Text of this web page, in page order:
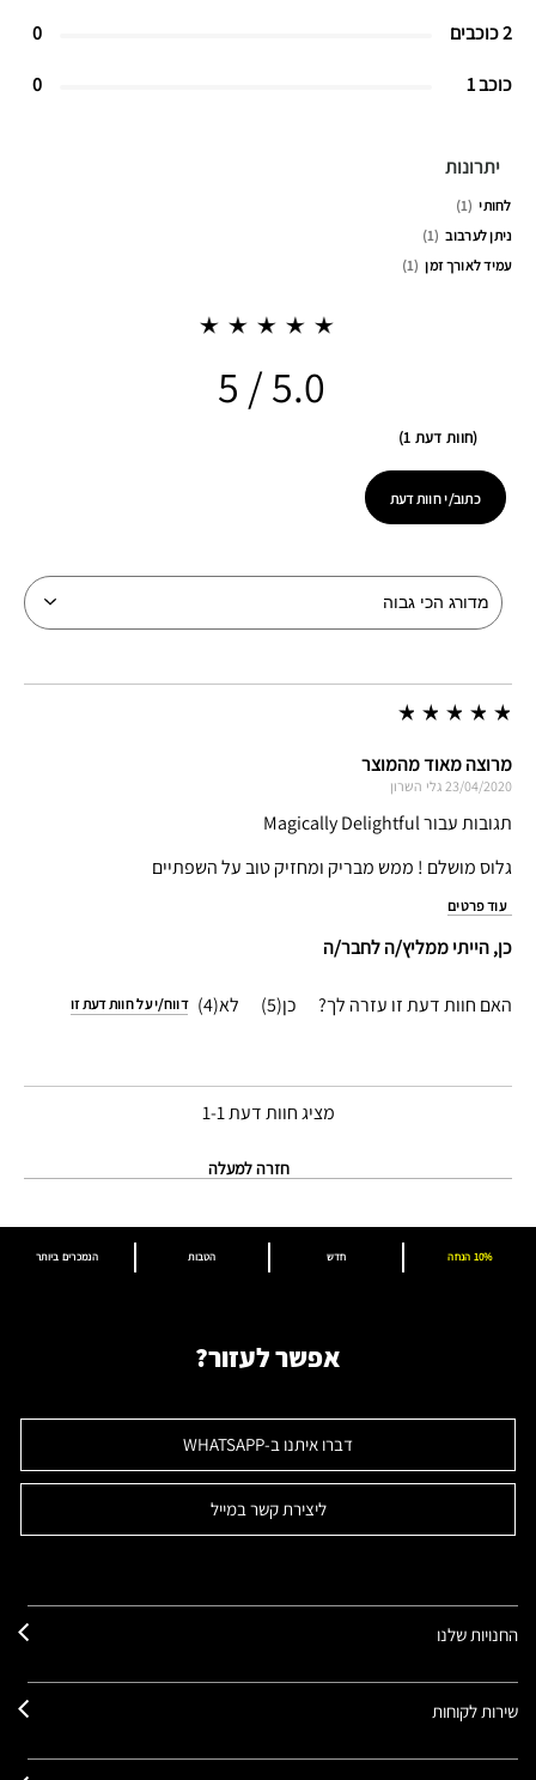
2 כוכבים 0
כוכב 1 0
יתרונות
לחותי
1
ניתן לערבוב
1
עמיד לאורך זמן
1
5.0
חוות דעת 1
כתוב/י חוות דעת
מרוצה מאוד מהמוצר
23/04/2020 גלי השרון
תגובות עבור Magically Delightful
גלוס מושלם ! ממש מבריק ומחזיק טוב על השפתיים
עוד פרטים
כן, הייתי ממליץ/ה לחבר/ה
האם חוות דעת זו עזרה לך? 5
4 דווח/י על חוות דעת זו
מציג חוות דעת1-1
חזרה למעלה
הנמכרים ביותר הטבות חדש 10% הנחה
אפשר לעזור?
דברו איתנו ב-WHATSAPP
ליצירת קשר במייל
החנויות שלנו
שירות לקוחות